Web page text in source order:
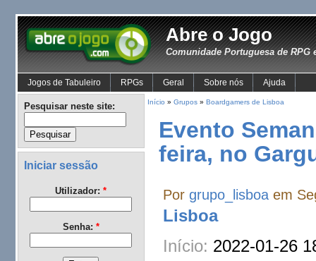
Abre o Jogo
Comunidade Portuguesa de RPG
Jogos de Tabuleiro RPGs Geral Sobre nós Ajuda
Pesquisar neste site:
Iniciar sessão
Utilizador: *
Senha: *
Início » Grupos» Boardgamers de Lisboa
Evento
feira, no
Porgrupo_lisboa em
Lisboa
Início: 2022-01-26